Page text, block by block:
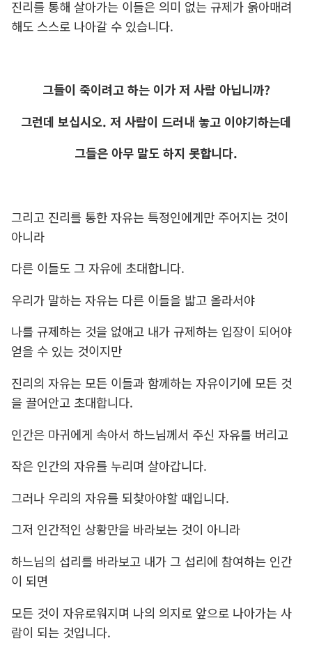
진리를 통해 살아가는 이들은 의미 없는 규제가 옭아매려
해도 스스로 나아갈 수 있습니다.
그들이 죽이려고 하는 이가 저 사람 아닙니까?
그런데 보십시오. 저 사람이 드러내 놓고 이야기하는데
그들은 아무 말도 하지 못합니다.
그리고 진리를 통한 자유는 특정인에게만 주어지는 것이
아니라
다른 이들도 그 자유에 초대합니다.
우리가 말하는 자유는 다른 이들을 밟고 올라서야
나를 규제하는 것을 없애고 내가 규제하는 입장이 되어야
얻을 수 있는 것이지만
진리의 자유는 모든 이들과 함께하는 자유이기에 모든 것
을 끌어안고 초대합니다.
인간은 마귀에게 속아서 하느님께서 주신 자유를 버리고
작은 인간의 자유를 누리며 살아갑니다.
그러나 우리의 자유를 되찾아야할 때입니다.
그저 인간적인 상황만을 바라보는 것이 아니라
하느님의 섭리를 바라보고 내가 그 섭리에 참여하는 인간
이 되면
모든 것이 자유로워지며 나의 의지로 앞으로 나아가는 사
람이 되는 것입니다.